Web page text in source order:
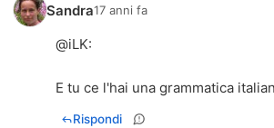
Sandra17 anni fa
@iLK:
E tu ce l'hai una grammatica
Rispondi